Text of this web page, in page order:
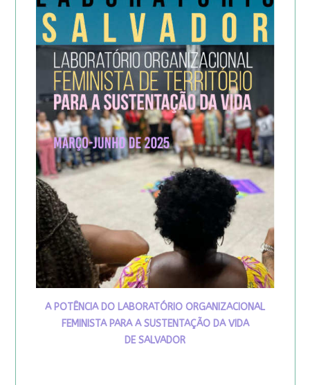
A POTÊNCIA DO LABORATÓRIO ORGANIZACIONAL
FEMINISTA PARA A SUSTENTAÇÃO DA VIDA
DE SALVADOR